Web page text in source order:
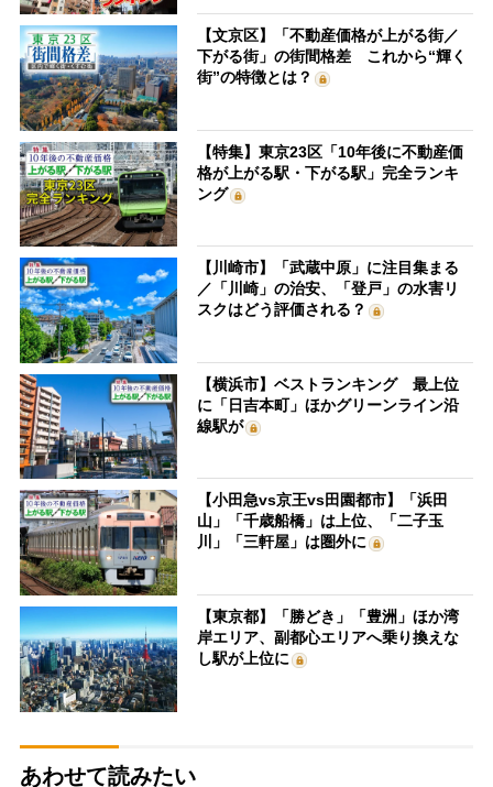
【文京区】「不動産価格が上がる街／
下がる街」の街間格差 これから“輝く
街”の特徴とは？
【特集】東京23区「10年後に不動産価
格が上がる駅・下がる駅」完全ランキ
ング
【川崎市】「武蔵中原」に注目集まる
／「川崎」の治安、「登戸」の水害リ
スクはどう評価される？
【横浜市】ベストランキング 最上位
に「日吉本町」ほかグリーンライン沿
線駅が
【小田急vs京王vs田園都市】「浜田
山」「千歳船橋」は上位、「二子玉
川」「三軒屋」は圏外に
【東京都】「勝どき」「豊洲」ほか湾
岸エリア、副都心エリアへ乗り換えな
し駅が上位に
あわせて読みたい